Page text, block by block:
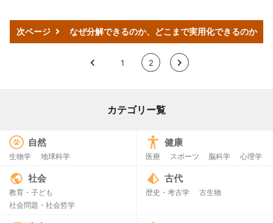
次ページ なぜ分解できるのか、どこまで実用化できるのか
< 1 2 >
カテゴリー覧
自然
生物学 地球科学
健康
医療 スポーツ 脳科学 心理学
社会
教育・子ども
社会問題・社会哲学
古代
歴史・考古学 古生物